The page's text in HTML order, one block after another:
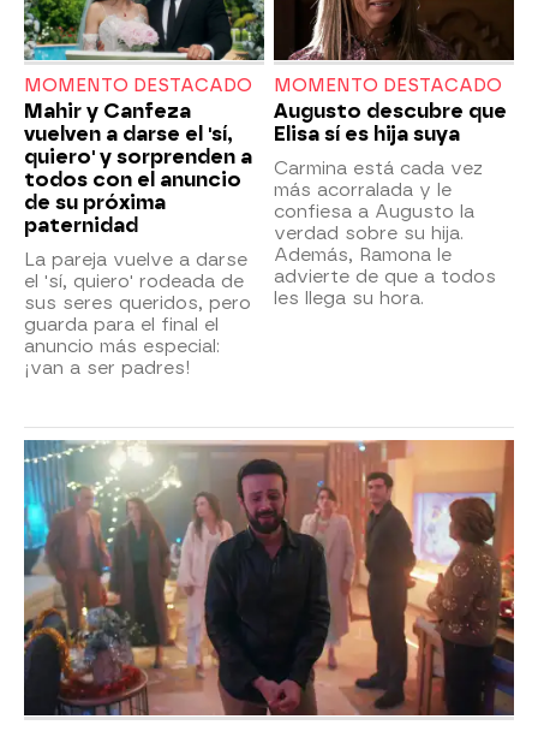
MOMENTO DESTACADO
Mahir y Canfeza
vuelven a darse el 'sí,
quiero' y sorprenden a
todos con el anuncio
de su próxima
paternidad
La pareja vuelve a darse
el 'sí, quiero' rodeada de
sus seres queridos, pero
guarda para el final el
anuncio más especial:
¡van a ser padres!
MOMENTO DESTACADO
Augusto descubre que
Elisa sí es hija suya
Carmina está cada vez
más acorralada y le
confiesa a Augusto la
verdad sobre su hija.
Además, Ramona le
advierte de que a todos
les llega su hora.